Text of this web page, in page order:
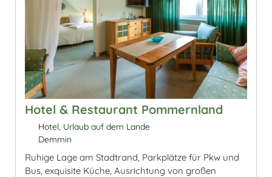
Hotel & Restaurant Pommernland
Hotel, Urlaub auf dem Lande
Demmin
Ruhige Lage am Stadtrand, Parkplätze für Pkw und
Bus, exquisite Küche, Ausrichtung von großen